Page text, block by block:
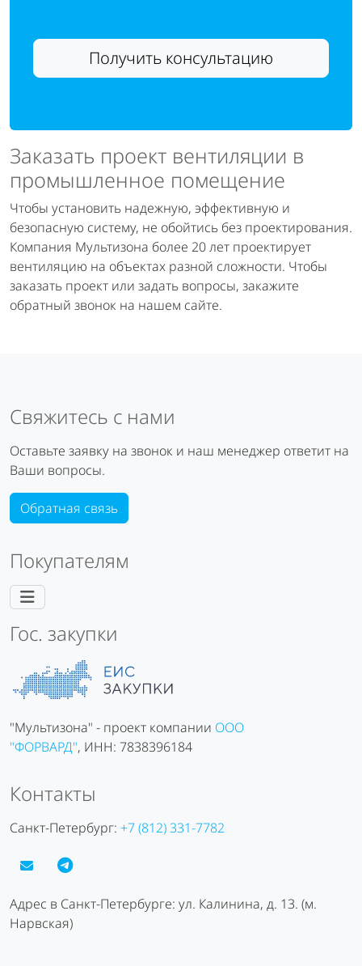
Получить консультацию
Заказать проект вентиляции в
промышленное помещение
Чтобы установить надежную, эффективную и
безопасную систему, не обойтись без проектирования.
Компания Мультизона более 20 лет проектирует
вентиляцию на объектах разной сложности. Чтобы
заказать проект или задать вопросы, закажите
обратный звонок на нашем сайте.
Контакты
Санкт-Петербург: +7 (812) 331-7782
Адрес в Санкт-Петербурге: ул. Калинина, д. 13. (м.
Нарвская)
Покупателям
Гос. закупки
"Мультизона" - проект компании ООО
"ФОРВАРД", ИНН: 7838396184
Свяжитесь с нами
Оставьте заявку на звонок и наш менеджер ответит на
Ваши вопросы.
Обратная связь